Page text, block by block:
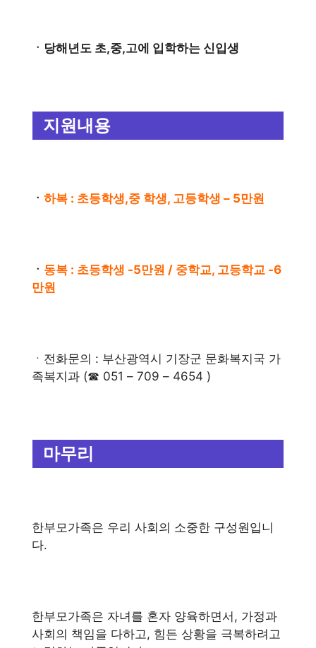
ㆍ당해년도 초,중,고에 입학하는 신입생
지원내용
ㆍ 하복 : 초등학생,중 학생, 고등학생 – 5만원
ㆍ 동복 : 초등학생 -5만원 / 중학교, 고등학교 -6
만원
ㆍ전화문의 : 부산광역시 기장군 문화복지국 가
족복지과 (☎ 051 – 709 – 4654 )
마무리
한부모가족은 우리 사회의 소중한 구성원입니
다.
한부모가족은 자녀를 혼자 양육하면서, 가정과
사회의 책임을 다하고, 힘든 상황을 극복하려고